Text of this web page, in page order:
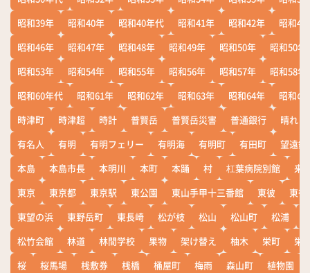
昭和39年
昭和40年 昭和40年代 昭和41年 昭和42年
昭和43
昭和46年
昭和47年 昭和48年 昭和49年 昭和50年
昭和50年
昭和53年
昭和54年 昭和55年 昭和56年 昭和57年
昭和58年
昭和60年代
昭和61年 昭和62年 昭和63年 昭和64年
昭和の
時津町
時津超 時計 普賢岳 普賢岳災害 普通銀行
晴れ
有名人
有明 有明フェリー 有明海 有明町 有田町
望遠鏡
本島
本島市長 本明川 本町 本踊 村 杠葉病院別館
来
東京
東京都 東京駅 東公園 東山手甲十三番館 東彼
東彼
東望の浜
東野岳町 東長崎 松が枝 松山 松山町 松浦
松竹会館
林道 林間学校 果物 架け替え 柚木 栄町
栄
桜
桜馬場 桟敷券 桟橋 桶屋町 梅雨 森山町 植物園